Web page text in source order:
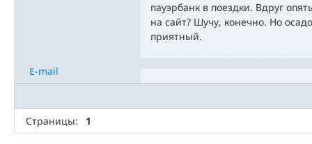
пауэрбанк в поездки. Вдруг
на сайт? Шучу, конечно. Но
приятный.
E-mail
Страницы: 1